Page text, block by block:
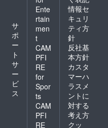
サ
ポ
ー
ト
サ
ー
ビ
ス
Ente
rtain
men
t
CAM
PFI
RE
for
Spor
ts
CAM
PFI
RE
情報セ
キュリ
ティ方
針
反社基
本方針
カスタ
マーハ
ラスメ
ントに
対する
考え方
クッ